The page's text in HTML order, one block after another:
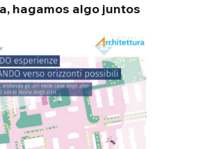
hagamos algo juntos